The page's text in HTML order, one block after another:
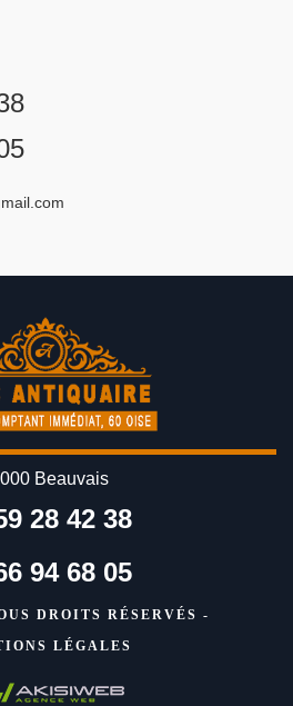
Beauvais
28 42 38
94 68 05
DROITS RÉSERVÉS -
LÉGALES